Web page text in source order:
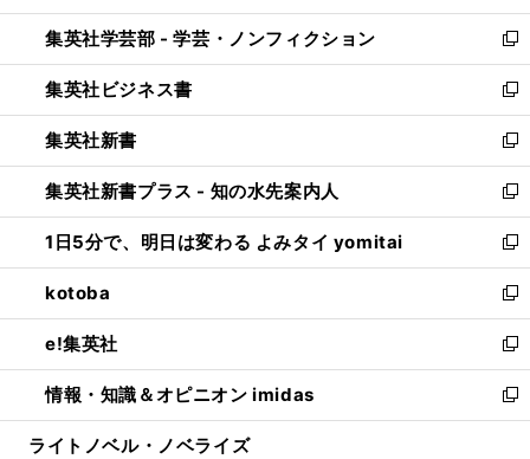
開
く
ウ
で
開
く
ン
ド
ウ
で
開
く
ウ
ィ
ン
ド
ウ
で
開
く
集英社学芸部 - 学芸・ノンフィクション
新
し
い
ウ
ィ
ン
ド
ウ
で
開
く
集英社ビジネス書
新
し
い
ウ
ィ
ン
ド
ウ
で
開
く
集英社新書
新
し
い
ウ
ィ
ン
ド
ウ
で
開
く
集英社新書プラス - 知の水先案内人
新
し
い
ウ
ィ
ン
ド
ウ
で
開
1日5分で、明日は変わる よみタイ yomitai
新
し
い
ウ
ィ
ン
ド
ウ
kotoba
新
し
い
ウ
ィ
ン
e!集英社
新
し
い
ウ
情報・知識＆オピニオン imidas
新
し
ライトノベル・ノベライズ